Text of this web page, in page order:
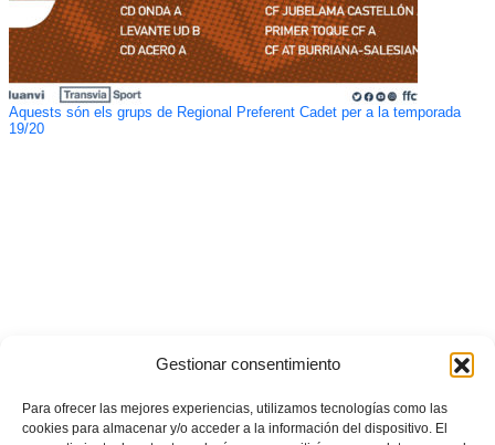
Gestionar consentimiento
Para ofrecer las mejores experiencias, utilizamos tecnologías como las
cookies para almacenar y/o acceder a la información del dispositivo. El
Aquests són els grups de Regional Preferent Cadet per a la temporada
19/20